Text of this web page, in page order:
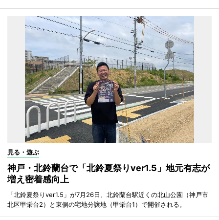
見る・遊ぶ
神戸・北鈴蘭台で「北鈴夏祭りver1.5」地元有志が
増え密着感向上
「北鈴夏祭りver1.5」が7月26日、北鈴蘭台駅近くの北山公園（神戸市
北区甲栄台2）と東側の宅地分譲地（甲栄台1）で開催される。